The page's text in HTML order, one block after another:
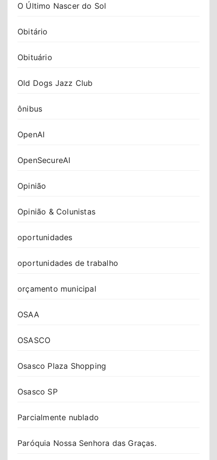
O Último Nascer do Sol
Obitário
Obituário
Old Dogs Jazz Club
ônibus
OpenAI
OpenSecureAI
Opinião
Opinião & Colunistas
oportunidades
oportunidades de trabalho
orçamento municipal
OSAA
OSASCO
Osasco Plaza Shopping
Osasco SP
Parcialmente nublado
Paróquia Nossa Senhora das Graças.